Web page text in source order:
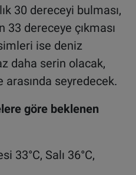
30 dereceyi bulması,
33 dereceye çıkması
ise deniz
daha serin olacak,
arasında seyredecek.
göre beklenen
33°C, Salı 36°C,